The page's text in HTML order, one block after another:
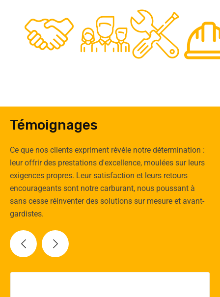
48
0
50
Experts
Témoignages
Ce que nos clients expriment révèle notre détermination :
leur offrir des prestations d'excellence, moulées sur leurs
exigences propres. Leur satisfaction et leurs retours
encourageants sont notre carburant, nous poussant à
sans cesse réinventer des solutions sur mesure et avant-
gardistes.